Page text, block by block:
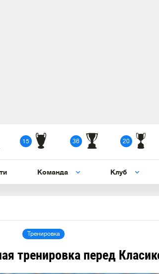
15 36 20
Команда Клуб
Тренировка
тренировка перед